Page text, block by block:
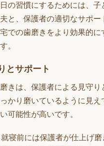
の習慣にするためには、子
と、保護者の適切なサポー
での歯磨きをより効果的に
。
とサポート
きは、保護者による見守り
かり磨いているように見え
可能性が高いです。
寝前には保護者が仕上げ磨